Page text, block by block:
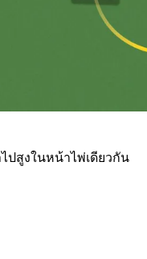
ปสูงในหน้าไพ่เดียวกัน